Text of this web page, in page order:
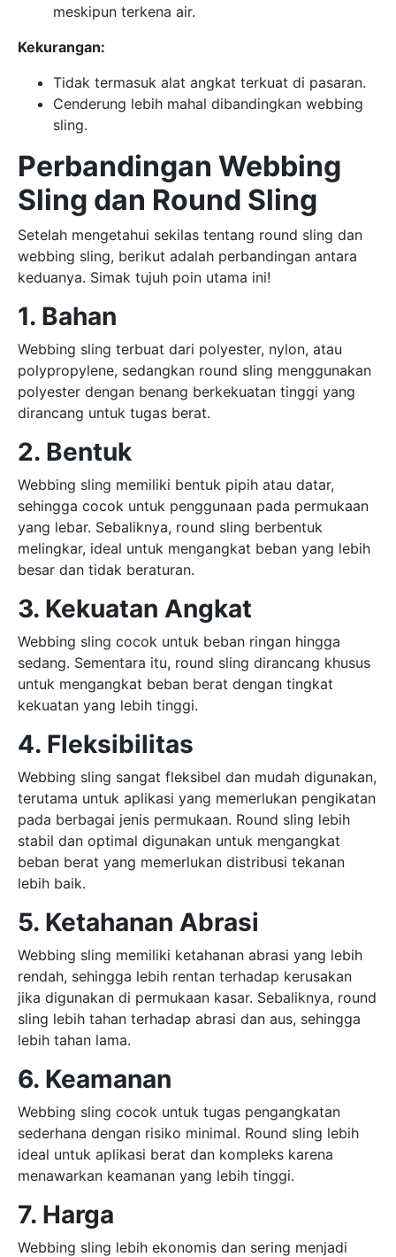
meskipun terkena air.
Kekurangan:
Tidak termasuk alat angkat terkuat di pasaran.
Cenderung lebih mahal dibandingkan webbing
sling.
Perbandingan Webbing
Sling dan Round Sling
Setelah mengetahui sekilas tentang round sling dan
webbing sling, berikut adalah perbandingan antara
keduanya. Simak tujuh poin utama ini!
1. Bahan
Webbing sling terbuat dari polyester, nylon, atau
polypropylene, sedangkan round sling menggunakan
polyester dengan benang berkekuatan tinggi yang
dirancang untuk tugas berat.
2. Bentuk
Webbing sling memiliki bentuk pipih atau datar,
sehingga cocok untuk penggunaan pada permukaan
yang lebar. Sebaliknya, round sling berbentuk
melingkar, ideal untuk mengangkat beban yang lebih
besar dan tidak beraturan.
3. Kekuatan Angkat
Webbing sling cocok untuk beban ringan hingga
sedang. Sementara itu, round sling dirancang khusus
untuk mengangkat beban berat dengan tingkat
kekuatan yang lebih tinggi.
4. Fleksibilitas
Webbing sling sangat fleksibel dan mudah digunakan,
terutama untuk aplikasi yang memerlukan pengikatan
pada berbagai jenis permukaan. Round sling lebih
stabil dan optimal digunakan untuk mengangkat
beban berat yang memerlukan distribusi tekanan
lebih baik.
5. Ketahanan Abrasi
Webbing sling memiliki ketahanan abrasi yang lebih
rendah, sehingga lebih rentan terhadap kerusakan
jika digunakan di permukaan kasar. Sebaliknya, round
sling lebih tahan terhadap abrasi dan aus, sehingga
lebih tahan lama.
6. Keamanan
Webbing sling cocok untuk tugas pengangkatan
sederhana dengan risiko minimal. Round sling lebih
ideal untuk aplikasi berat dan kompleks karena
menawarkan keamanan yang lebih tinggi.
7. Harga
Webbing sling lebih ekonomis dan sering menjadi